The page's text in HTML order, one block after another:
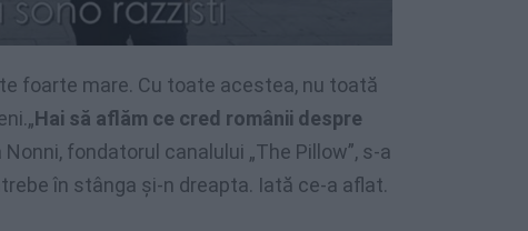
foarte mare. Cu toate acestea, nu toată
Hai să aflăm ce cred românii despre
fondatorul canalului „The Pillow”, s-a
în stânga și-n dreapta. Iată ce-a aflat.